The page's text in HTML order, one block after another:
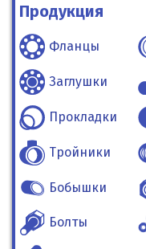
Продукция
Фланцы
Заглушки
Прокладки
Тройники
Бобышки
Болты